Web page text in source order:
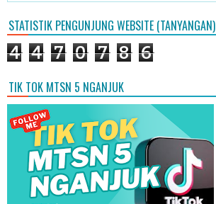
STATISTIK PENGUNJUNG WEBSITE (TANYANGAN)
4 4 7 0 7 8 6
TIK TOK MTSN 5 NGANJUK